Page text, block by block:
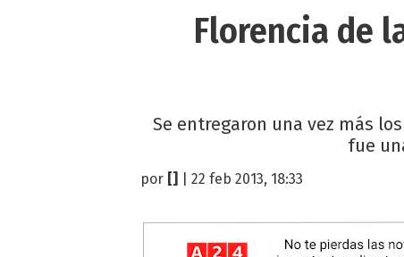
Florencia de
Se entregaron una vez más
fue
por | 22 feb 2013, 18:33